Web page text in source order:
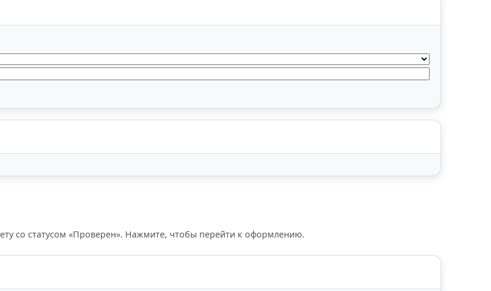
со статусом «Проверен». Нажмите, чтобы перейти к оформлению.